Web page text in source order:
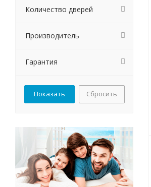
Количество дверей
Производитель
Гарантия
Сбросить